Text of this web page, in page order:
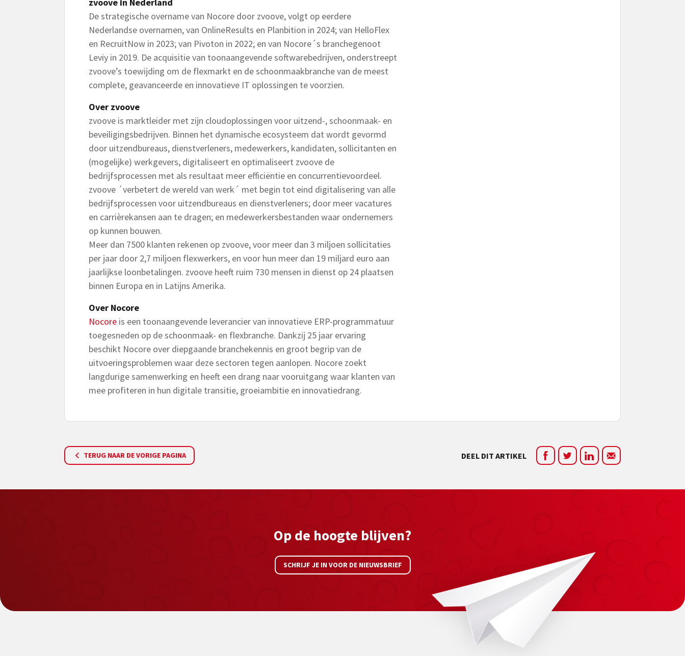
De strategische overname van Nocore door zvoove, volgt op eerdere
Nederlandse overnamen, van OnlineResults en Planbition in 2024; van HelloFlex
en RecruitNow in 2023; van Pivoton in 2022; en van Nocore´s branchegenoot
Leviy in 2019. De acquisitie van toonaangevende softwarebedrijven, onderstreept
zvoove’s toewijding om de flexmarkt en de schoonmaakbranche van de meest
complete, geavanceerde en innovatieve IT oplossingen te voorzien.
Over zvoove
zvoove is marktleider met zijn cloudoplossingen voor uitzend-, schoonmaak- en
beveiligingsbedrijven. Binnen het dynamische ecosysteem dat wordt gevormd
door uitzendbureaus, dienstverleners, medewerkers, kandidaten, sollicitanten en
(mogelijke) werkgevers, digitaliseert en optimaliseert zvoove de
bedrijfsprocessen met als resultaat meer efficiëntie en concurrentievoordeel.
zvoove ´verbetert de wereld van werk´ met begin tot eind digitalisering van alle
bedrijfsprocessen voor uitzendbureaus en dienstverleners; door meer vacatures
en carrièrekansen aan te dragen; en medewerkersbestanden waar ondernemers
op kunnen bouwen.
Meer dan 7500 klanten rekenen op zvoove, voor meer dan 3 miljoen sollicitaties
per jaar door 2,7 miljoen flexwerkers, en voor hun meer dan 19 miljard euro aan
jaarlijkse loonbetalingen. zvoove heeft ruim 730 mensen in dienst op 24 plaatsen
binnen Europa en in Latijns Amerika.
Over Nocore
Nocore is een toonaangevende leverancier van innovatieve ERP-programmatuur
toegesneden op de schoonmaak- en flexbranche. Dankzij 25 jaar ervaring
beschikt Nocore over diepgaande branchekennis en groot begrip van de
uitvoeringsproblemen waar deze sectoren tegen aanlopen. Nocore zoekt
langdurige samenwerking en heeft een drang naar vooruitgang waar klanten van
mee profiteren in hun digitale transitie, groeiambitie en innovatiedrang.
TERUG NAAR DE VORIGE PAGINA DEEL DIT ARTIKEL
Op de hoogte blijven?
SCHRIJF JE IN VOOR DE NIEUWSBRIEF